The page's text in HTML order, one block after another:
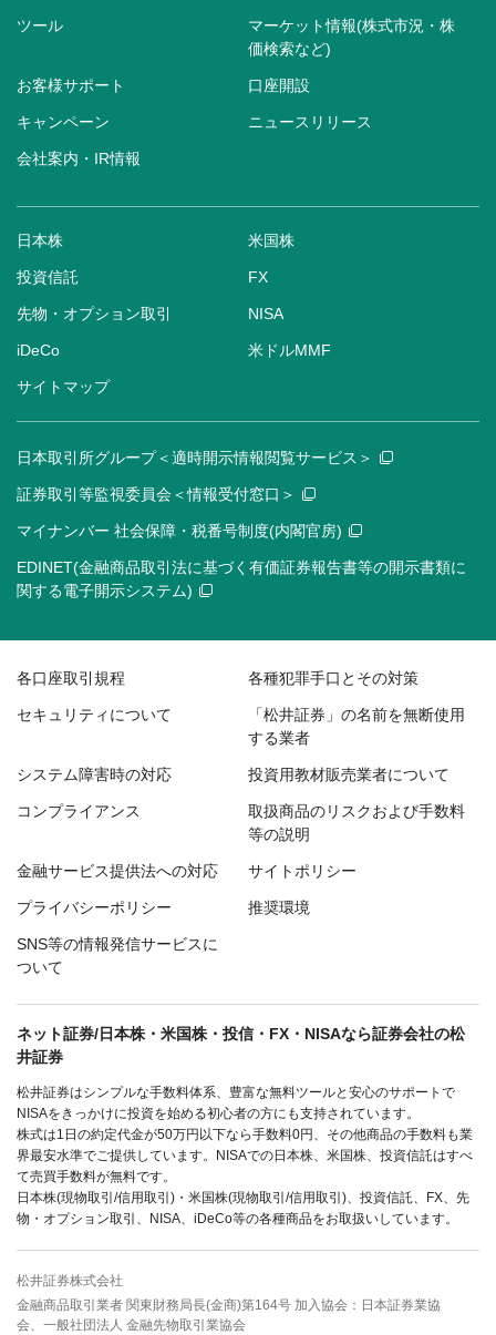
ツール
マーケット情報(株式市況・株
価検索など)
お客様サポート 口座開設
キャンペーン ニュースリリース
会社案内・IR情報
日本株 米国株
投資信託 FX
先物・オプション取引 NISA
iDeCo 米ドルMMF
サイトマップ
日本取引所グループ＜適時開示情報閲覧サービス＞
証券取引等監視委員会＜情報受付窓口＞
マイナンバー 社会保障・税番号制度(内閣官房)
EDINET(金融商品取引法に基づく有価証券報告書等の開示書類に
関する電子開示システム)
各口座取引規程 各種犯罪手口とその対策
セキュリティについて
「松井証券」の名前を無断使用
する業者
システム障害時の対応 投資用教材販売業者について
コンプライアンス
取扱商品のリスクおよび手数料
等の説明
金融サービス提供法への対応 サイトポリシー
プライバシーポリシー 推奨環境
SNS等の情報発信サービスに
ついて
ネット証券/日本株・米国株・投信・FX・NISAなら証券会社の松
井証券
松井証券はシンプルな手数料体系、豊富な無料ツールと安心のサポートで
NISAをきっかけに投資を始める初心者の方にも支持されています。
株式は1日の約定代金が50万円以下なら手数料0円、その他商品の手数料も業
界最安水準でご提供しています。NISAでの日本株、米国株、投資信託はすべ
て売買手数料が無料です。
日本株(現物取引/信用取引)・米国株(現物取引/信用取引)、投資信託、FX、先
物・オプション取引、NISA、iDeCo等の各種商品をお取扱いしています。
松井証券株式会社
金融商品取引業者 関東財務局長(金商)第164号 加入協会：日本証券業協
会、一般社団法人 金融先物取引業協会